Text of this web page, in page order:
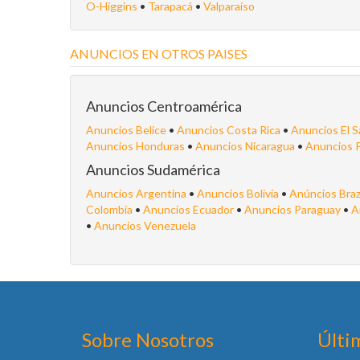
O-Higgins • Tarapacá • Valparaíso
ANUNCIOS EN OTROS PAISES
Anuncios Centroamérica
Anuncios Belice • Anuncios Costa Rica • Anuncios El
Anuncios Honduras • Anuncios Nicaragua • Anuncios
Anuncios Sudamérica
Anuncios Argentina • Anuncios Bolivia • Anúncios
Colombia • Anuncios Ecuador • Anuncios Paraguay •
• Anuncios Venezuela
Sobre Nosotros